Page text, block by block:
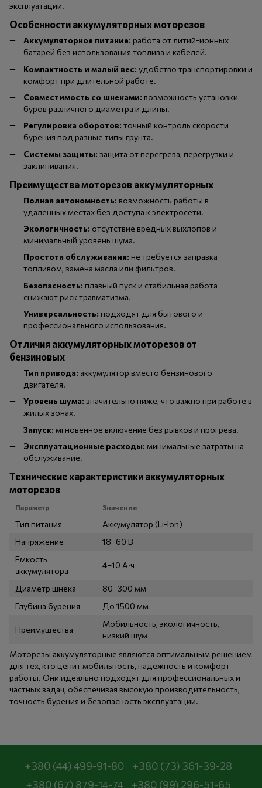
эксплуатации.
Особенности аккумуляторных моторезов
Аккумуляторное питание: работа от литий-ионных
батарей без использования топлива и кабелей.
Компактность и малый вес: удобство транспортировки и
комфорт при длительной работе.
Совместимость со шнеками: возможность установки
буров различного диаметра и длины.
Регулировка оборотов: точный контроль скорости
бурения под разные типы грунта.
Системы защиты: защита от перегрева, перегрузки и
заклинивания.
Преимущества моторезов аккумуляторных
Полная автономность: возможность работы в
удаленных местах без доступа к электросети.
Экологичность: отсутствие вредных выхлопов и
минимальный уровень шума.
Простота обслуживания: не требуется заправка
топливом, замена масла или фильтров.
Безопасность: плавный пуск и стабильная работа
снижают риск травматизма.
Универсальность: подходят для бытового и
профессионального использования.
Отличия аккумуляторных моторезов от
бензиновых
Тип привода: аккумулятор вместо бензинового
двигателя.
Уровень шума: значительно ниже, что важно при работе в
жилых зонах.
Запуск: мгновенное включение без рывков и прогрева.
Эксплуатационные расходы: минимальные затраты на
обслуживание.
Технические характеристики аккумуляторных
моторезов
Параметр Значение
Тип питания
Аккумулятор (Li-Ion)
Напряжение
18–60 В
Емкость
аккумулятора
4–10 А·ч
Диаметр шнека
80–300 мм
Глубина бурения
До 1500 мм
Преимущества
Мобильность, экологичность,
низкий шум
Моторезы аккумуляторные являются оптимальным решением
для тех, кто ценит мобильность, надежность и комфорт
работы. Они идеально подходят для профессиональных и
частных задач, обеспечивая высокую производительность,
точность бурения и безопасность эксплуатации.
+380 (44) 499-91-80
+380 (73) 361-39-28
+380 (67) 879-14-74
+380 (99) 296-51-65